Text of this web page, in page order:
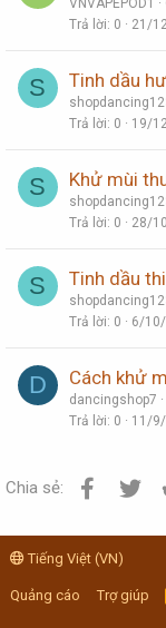
VNVAPEPOD1
Trả lời 0 21/
S Tinh dầu
Trả lời 0 19/
S Khử mùi
Trả lời 0 28/
S Tinh dầu
Trả lời 0 6/
D Cách khử
dancingshop7
Trả lời 0 11/
Chia sẻ:
Tiếng Việt (VN)
Quảng cáo Trợ giúp